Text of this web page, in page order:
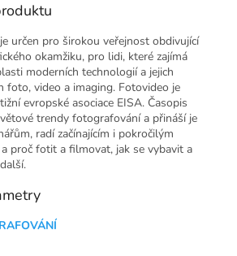
určen pro širokou veřejnost obdivující
okamžiku, pro lidi, které zajímá
moderních technologií a jejich
foto, video a imaging. Fotovideo je
evropské asociace EISA. Časopis
trendy fotografování a přináší je
radí začínajícím i pokročilým
proč fotit a filmovat, jak se vybavit a